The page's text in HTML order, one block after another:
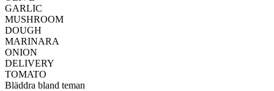
GARLIC
MUSHROOM
DOUGH
MARINARA
ONION
DELIVERY
TOMATO
Bläddra bland teman